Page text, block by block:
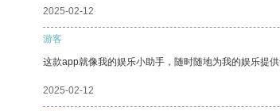
2025-02-12
游客
这款app就像我的娱乐小助手，随时随地为我的娱乐提供
2025-02-12